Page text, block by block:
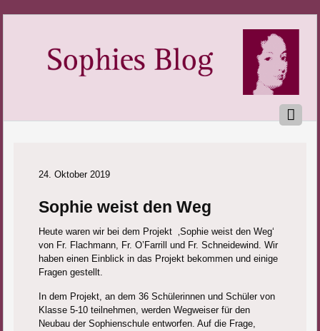
24. Oktober 2019
Sophie weist den Weg
Heute waren wir bei dem Projekt ‚Sophie weist den Weg‘
von Fr. Flachmann, Fr. O’Farrill und Fr. Schneidewind. Wir
haben einen Einblick in das Projekt bekommen und einige
Fragen gestellt.
In dem Projekt, an dem 36 Schülerinnen und Schüler von
Klasse 5-10 teilnehmen, werden Wegweiser für den
Neubau der Sophienschule entworfen. Auf die Frage,